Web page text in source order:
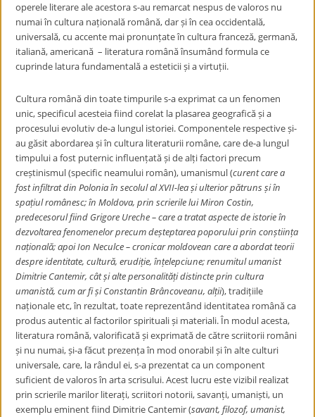
operele literare ale acestora s-au remarcat nespus de valoros nu
numai în cultura națională română, dar și în cea occidentală,
universală, cu accente mai pronunțate în cultura franceză, germană,
italiană, americană – literatura română însumând formula ce
cuprinde latura fundamentală a esteticii și a virtuții.
Cultura română din toate timpurile s-a exprimat ca un fenomen
unic, specificul acesteia fiind corelat la plasarea geografică și a
procesului evolutiv de-a lungul istoriei. Componentele respective și-
au găsit abordarea și în cultura literaturii române, care de-a lungul
timpului a fost puternic influențată și de alți factori precum
creștinismul (specific neamului român), umanismul (curent care a
fost infiltrat din Polonia în secolul al XVII-lea și ulteriorpătruns și în
spațiul românesc; în Moldova, prin scrierilelui Miron Costin,
predecesorul fiind Grigore Ureche –care a tratat aspecte de istorie în
dezvoltarea fenomenelor precum deșteptarea poporului princonștiința
națională;apoi Ion Neculce –cronicar moldovean care a abordat teorii
despre identitate,cultură, erudiție, înțelepciune; renumitul umanist
Dimitrie Cantemir, cât și alte personalități distincte prin cultura
umanistă, cum ar fi și Constantin Brâncoveanu, alții), tradițiile
naționale etc, în rezultat, toate reprezentând identitatea română ca
produs autentic al factorilor spirituali și materiali. În modul acesta,
literatura română, valorificată și exprimată de către scriitorii români
și nu numai, și-a făcut prezența în mod onorabil și în alte culturi
universale, care, la rândul ei, s-a prezentat ca un component
suficient de valoros în arta scrisului. Acest lucru este vizibil realizat
prin scrierile marilor literați, scriitori notorii, savanți, umaniști, un
exemplu eminent fiind Dimitrie Cantemir (savant, filozof, umanist,